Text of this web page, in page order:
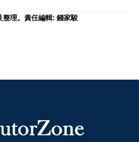
理。責任編輯: 錢家駿